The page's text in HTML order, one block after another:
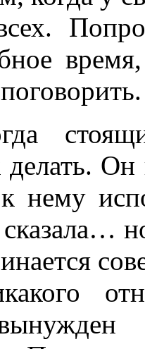
Он
нему